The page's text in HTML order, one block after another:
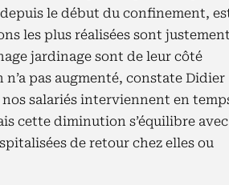
le début du confinement,
les plus réalisées sont justement
jardinage sont de leur côté
pas augmenté, constate Didier
salariés interviennent en
cette diminution s’équilibre avec
de retour chez elles ou